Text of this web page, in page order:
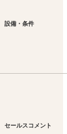
設備・条件
セールスコメント